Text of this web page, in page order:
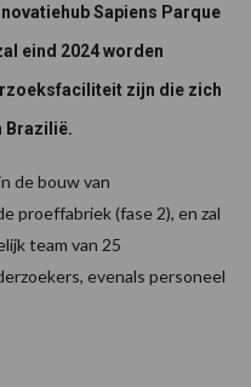
Sapiens Parque
eind 2024 worden
zijn die zich
Brazilië.
de bouw van
proeffabriek (fase 2), en zal
team van 25
evenals personeel